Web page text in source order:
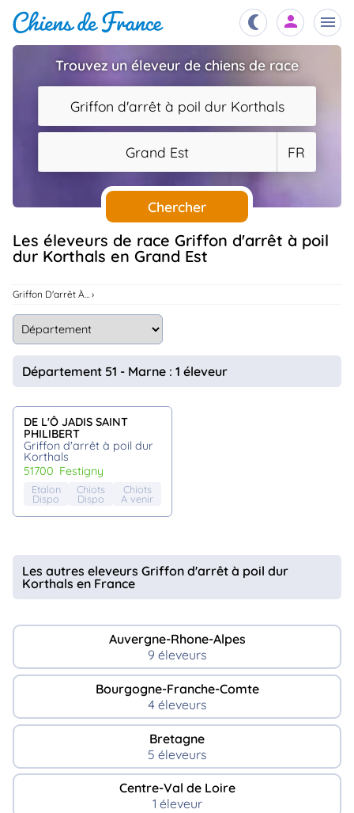
Chiots
Éleveurs
Étalons
Chiens
Services
..
Assurances
Connexion
Trouvez un éleveur de chiens de race
Griffon d'arrêt à poil dur Korthals
Grand Est FR
Chercher
Les éleveurs de race Griffon d'arrêt à poil
dur Korthals en Grand Est
Griffon D'arrêt À Poil Dur Korthals
Département 51 - Marne : 1 éleveur
DE L'Ô JADIS SAINT
PHILIBERT
Griffon d'arrêt à poil dur
Korthals
51700
festigny
Etalon
Dispo
Chiots
Dispo
Chiots
A venir
Les autres eleveurs Griffon d'arrêt à poil dur
Korthals en France
Auvergne-Rhone-Alpes
9 éleveurs
Bourgogne-Franche-Comte
4 éleveurs
Bretagne
5 éleveurs
Centre-Val de Loire
1 éleveur